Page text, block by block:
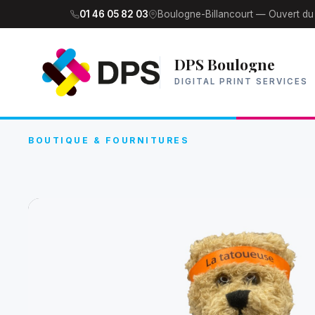
01 46 05 82 03 Boulogne-Billancourt — Ouvert du
DPS Boulogne
DIGITAL PRINT SERVICES
BOUTIQUE & FOURNITURES